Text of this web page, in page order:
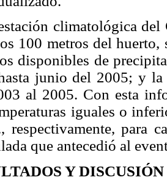
climatológica
100 metros del
dispo­nibles de
junio del 2005; y
al 2005. Con esta
iguales o
respectivamente, para
que antecedió al
Y DISCUSIÓN